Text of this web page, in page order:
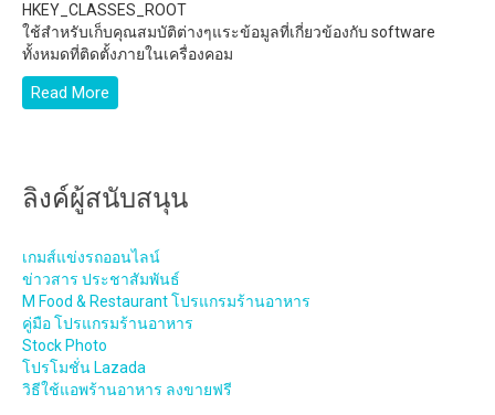
HKEY_CLASSES_ROOT
ใช้สำหรับเก็บคุณสมบัติต่างๆแระข้อมูลที่เกี่ยวข้องกับ software
ทั้งหมดที่ติดตั้งภายในเครื่องคอม
Read More
ลิงค์ผู้สนับสนุน
เกมส์แข่งรถออนไลน์
ข่าวสาร ประชาสัมพันธ์
M Food & Restaurant โปรแกรมร้านอาหาร
คู่มือ โปรแกรมร้านอาหาร
Stock Photo
โปรโมชั่น Lazada
วิธีใช้แอพร้านอาหาร ลงขายฟรี